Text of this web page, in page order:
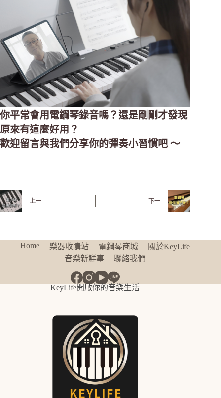
你平常會用電鋼琴錄音嗎？還是剛剛才發現
原來有這麼好用？
歡迎留言與我們分享你的彈奏小習慣吧 ～
上一 下一
Home 樂器收購站 電鋼琴商城
關於KeyLife
音樂新鮮事
聯絡我們
KeyLife開啟你的音樂生活